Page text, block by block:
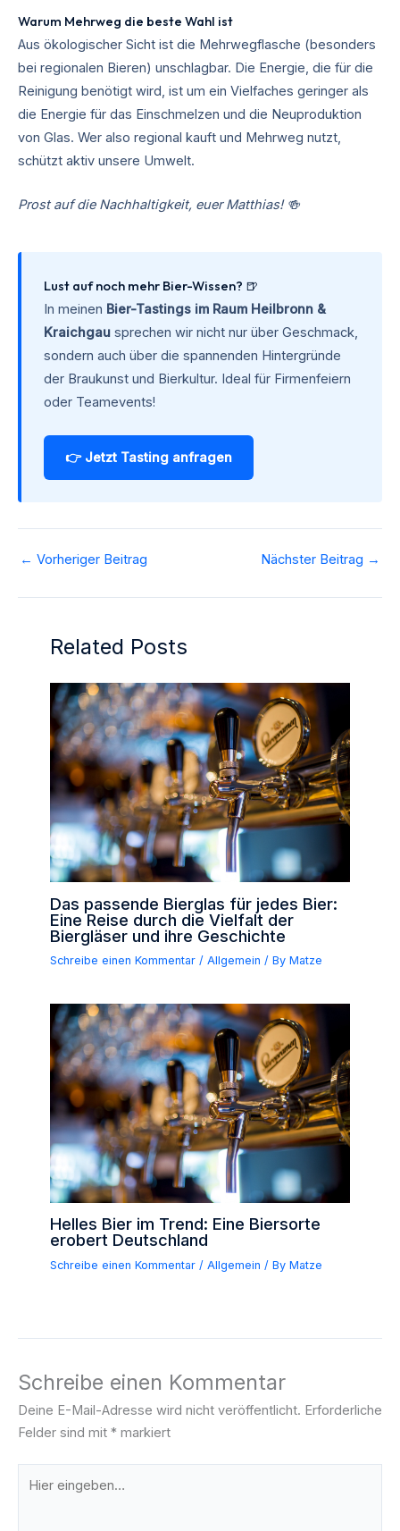
Warum Mehrweg die beste Wahl ist
Aus ökologischer Sicht ist die Mehrwegflasche (besonders
bei regionalen Bieren) unschlagbar. Die Energie, die für die
Reinigung benötigt wird, ist um ein Vielfaches geringer als
die Energie für das Einschmelzen und die Neuproduktion
von Glas. Wer also regional kauft und Mehrweg nutzt,
schützt aktiv unsere Umwelt.
Prost auf die Nachhaltigkeit, euer Matthias! 🍻
Lust auf noch mehr Bier-Wissen? 🍺
In meinen Bier-Tastings im Raum Heilbronn &
Kraichgau sprechen wir nicht nur über Geschmack,
sondern auch über die spannenden Hintergründe
der Braukunst und Bierkultur. Ideal für Firmenfeiern
oder Teamevents!
👉 Jetzt Tasting anfragen
← Vorheriger Beitrag Nächster Beitrag →
Related Posts
Das passende Bierglas für jedes Bier:
Eine Reise durch die Vielfalt der
Biergläser und ihre Geschichte
Schreibe einen Kommentar /Allgemein / ByMatze
Helles Bier im Trend: Eine Biersorte
erobert Deutschland
Schreibe einen Kommentar /Allgemein / ByMatze
Schreibe einen Kommentar
Deine E-Mail-Adresse wird nicht veröffentlicht. Erforderliche
Felder sind mit * markiert
eingeben…